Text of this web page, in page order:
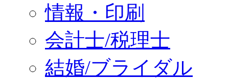
情報・印刷
会計士/税理士
結婚/ブライダル